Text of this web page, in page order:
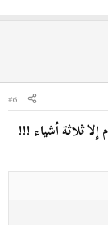
#6
ثلاثة أشياء !!!